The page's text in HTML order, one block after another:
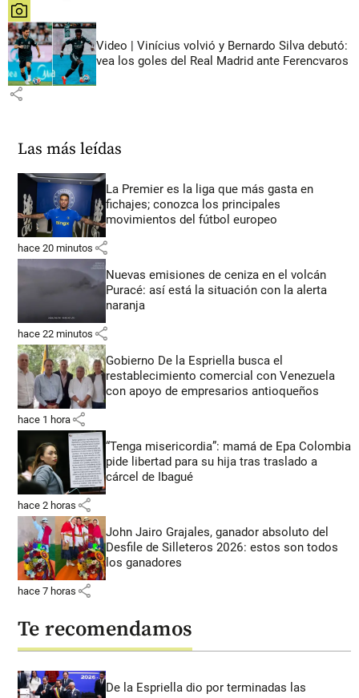
share
Video | Vinícius volvió y Bernardo Silva debutó:
vea los goles del Real Madrid ante Ferencvaros
share
Las más leídas
La Premier es la liga que más gasta en
fichajes; conozca los principales
movimientos del fútbol europeo
hace 20 minutos share
Nuevas emisiones de ceniza en el volcán
Puracé: así está la situación con la alerta
naranja
hace 22 minutos share
Gobierno De la Espriella busca el
restablecimiento comercial con Venezuela
con apoyo de empresarios antioqueños
hace 1 hora share
“Tenga misericordia”: mamá de Epa Colombia
pide libertad para su hija tras traslado a
cárcel de Ibagué
hace 2 horas share
John Jairo Grajales, ganador absoluto del
Desfile de Silleteros 2026: estos son todos
los ganadores
hace 7 horas share
Te recomendamos
De la Espriella dio por terminadas las